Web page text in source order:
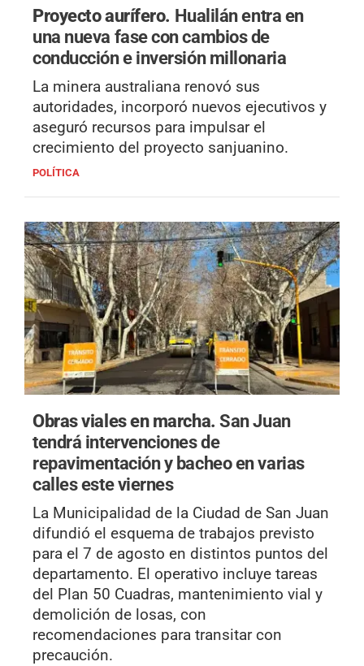
Proyecto aurífero. Hualilán entra en
una nueva fase con cambios de
conducción e inversión millonaria
La minera australiana renovó sus
autoridades, incorporó nuevos ejecutivos y
aseguró recursos para impulsar el
crecimiento del proyecto sanjuanino.
POLÍTICA
Obras viales en marcha.San Juan
tendrá intervenciones de
repavimentación y bacheo en varias
calles este viernes
La Municipalidad de la Ciudad de San Juan
difundió el esquema de trabajos previsto
para el 7 de agosto en distintos puntos del
departamento. El operativo incluye tareas
del Plan 50 Cuadras, mantenimiento vial y
demolición de losas, con
recomendaciones para transitar con
precaución.